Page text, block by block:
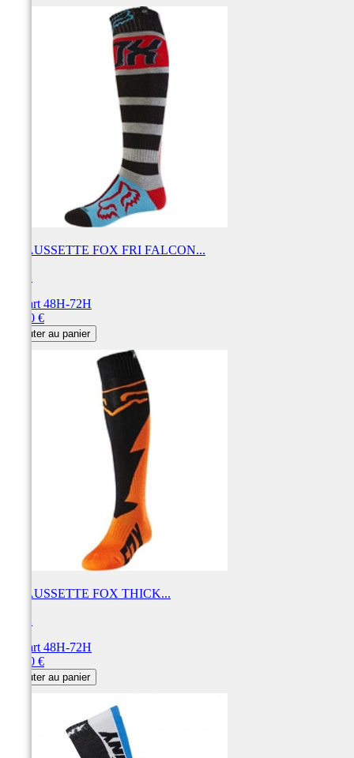
CHAUSSETTE FOX FRI FALCON...
Départ 48H-72H
20,00 €
Ajouter au panier
CHAUSSETTE FOX THICK...
Départ 48H-72H
20,00 €
Ajouter au panier